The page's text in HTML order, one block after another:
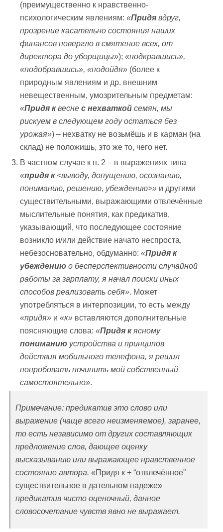
(преимущественно к нравственно-
психологическим явлениям: «Придя вдруг,
прозрение касательно состояния наших
финансов повергло в смятение всех, от
директора до уборщицы»); «подкравшись»,
«подобравшись», «подойдя» (более к
природным явлениям и др. внешним
невещественным, умозрительным предметам:
«Придя квеснес нехваткой семян, мы
рискуем в следующем году остаться без
урожая») – нехватку не возьмёшь и в карман (на
склад) не положишь, это же то, чего нет.
В частном случае к п. 2 – в выражениях типа
«придя к <выводу, допущению, осознанию,
пониманию, решению, убеждению>» и другими
существительными, выражающими отвлечённые
мыслительные понятия, как предикатив,
указывающий, что последующее состояние
возникло и/или действие начато неспроста,
небезосновательно, обдуманно:«Придя к
убеждению о бесперспективности случайной
работы за зарплату, я начал поиски иных
способов реализовать себя». Может
употребляться в интерпозиции, то есть между
«придя» и«к» вставляются дополнительные
поясняющие слова:«Придя кясному
пониманию устройства и принципов
действия мобильного телефона, я решил
попробовать починить мой собственный
самостоятельно».
Примечание: предикатив это слово или
выражение (чаще всего неизменяемое), заранее,
то есть независимо от других составляющих
предложение слов, дающее оценку
высказыванию или выражающее нравственное
состояние автора. «Придя к + “отвлечённое”
существительное в дательном падеже»
предикатив чисто оценочный, данное
словосочетание чувств явно не выражает.